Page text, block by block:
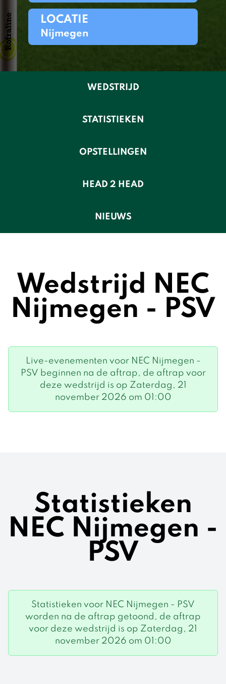
LOCATIE
Nijmegen
WEDSTRIJD
STATISTIEKEN
OPSTELLINGEN
HEAD 2 HEAD
NIEUWS
Wedstrijd NEC
Nijmegen - PSV
Live-evenementen voor NEC Nijmegen -
PSV beginnen na de aftrap, de aftrap voor
deze wedstrijd is op Zaterdag, 21
november 2026 om 01:00
Statistieken
NEC Nijmegen -
PSV
Statistieken voor NEC Nijmegen - PSV
worden na de aftrap getoond, de aftrap
voor deze wedstrijd is op Zaterdag, 21
november 2026 om 01:00